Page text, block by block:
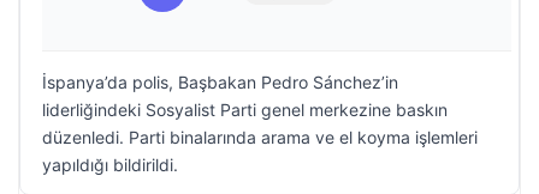
İspanya’da polis, Başbakan Pedro Sánchez’in
liderliğindeki Sosyalist Parti genel merkezine baskın
düzenledi. Parti binalarında arama ve el koyma işlemleri
yapıldığı bildirildi.